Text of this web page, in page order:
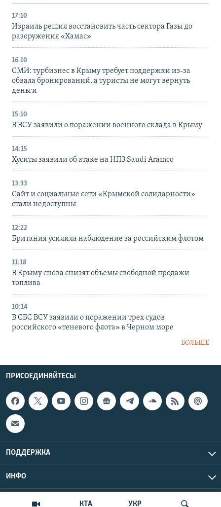
КТА УКР
17:10
Израиль решил восстановить часть сектора Газы до
разоружения «Хамас»
16:10
СМИ: турбизнес в Крыму требует поддержки из-за
обвала бронирований, а туристы не могут вернуть
деньги
15:10
В ВСУ заявили о поражении военного склада в Крыму
14:15
Хуситы заявили об атаке на НПЗ Saudi Aramco
13:33
Сайт и социальные сети «Крымской солидарности»
стали недоступны
12:22
Британия усилила наблюдение за российским флотом
11:18
В Крыму снова снизят объемы свободной продажи
топлива
10:14
В СБС ВСУ заявили о поражении трех судов
российского «теневого флота» в Черном море
БОЛЬШЕ
ПРИСОЕДИНЯЙТЕСЬ!
ПОДДЕРЖКА
ИНФО
Copyright Крым.Реалии, 2026 | Все права защищены.
UTC+3